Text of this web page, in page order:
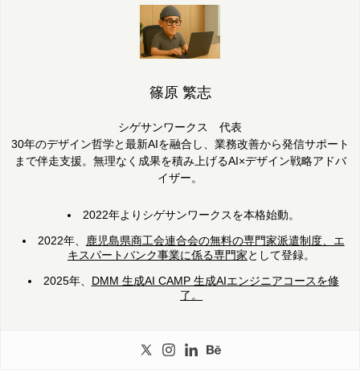
篠原 繁志
シゲサンワークス 代表
30年のデザイン哲学と最新AIを融合し、業務改善から発信サポート
まで伴走支援。無理なく成果を積み上げるAI×デザイン戦略アドバ
イザー。
2022年よりシゲサンワークスを本格始動。
2022年、
鹿児島県商工会連合会の無料の専門家派遣制度、エ
キスパートバンク事業に係る専門家として登録。
2025年、 DMM 生成AI CAMP 生成AIエンジニアコースを修
了。